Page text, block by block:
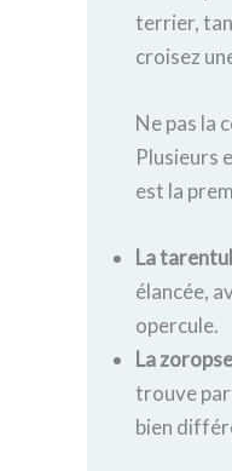
terrier,
croisez
Ne pas la
Plusieurs
est la
La
élancée,
opercule.
La
trouve
bien